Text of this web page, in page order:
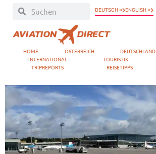
DEUTSCH » ENGLISH »
HOME ÖSTERREICH DEUTSCHLAND
INTERNATIONAL
TOURISTIK
TRIPREPORTS
REISETIPPS